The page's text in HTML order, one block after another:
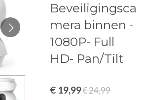
Beveiligingsca
mera binnen -
1080P- Full
HD- Pan/Tilt
€ 19,99€ 24,99